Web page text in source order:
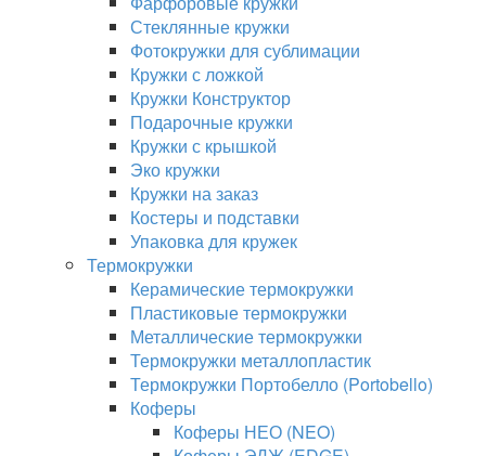
Стеклянные кружки
Фотокружки для сублимации
Кружки с ложкой
Кружки Конструктор
Подарочные кружки
Кружки с крышкой
Эко кружки
Кружки на заказ
Костеры и подставки
Упаковка для кружек
Термокружки
Керамические термокружки
Пластиковые термокружки
Металлические термокружки
Термокружки металлопластик
Термокружки Портобелло (Portobello)
Коферы
Коферы НЕО (NEO)